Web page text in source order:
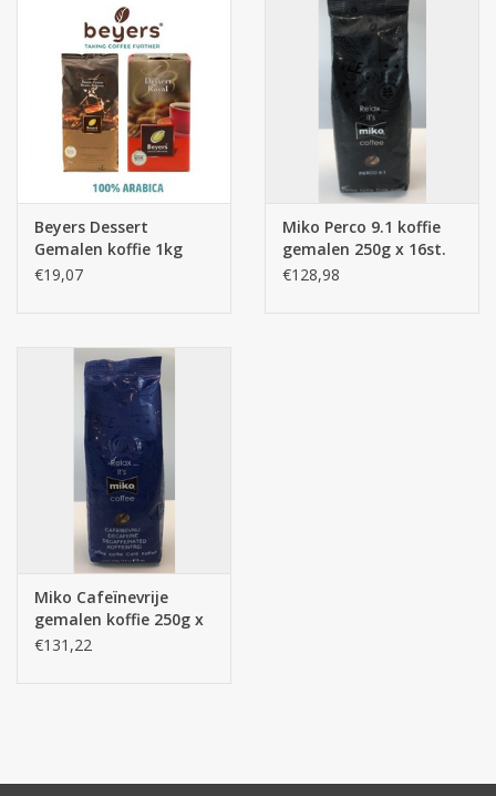
Cleaning-producten
Relatiegeschenken
Koffiemachines
Verpakking
Kantoorbenodigdheden
Batterijen
Sinterklaassnoep
Carnavalssnoep
Paasgeschenken
Merken
Beyers Dessert
Gemalen koffie 1kg
(4x250g) 100% Arabica
€19,07
Miko Perco 9.1 koffie
gemalen 250g x 16st.
€128,98
Miko Cafeïnevrije
gemalen koffie 250g x
16st.
€131,22